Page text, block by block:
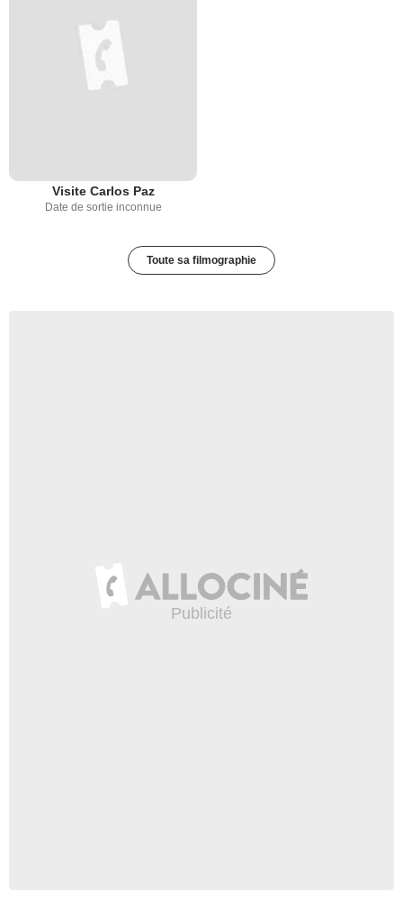
Visite Carlos Paz
Date de sortie inconnue
Toute sa filmographie